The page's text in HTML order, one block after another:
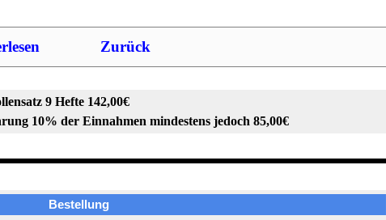
Zurück
9 Hefte 142,00€
10% der Einnahmen mindestens jedoch 85,00€
Bestellung